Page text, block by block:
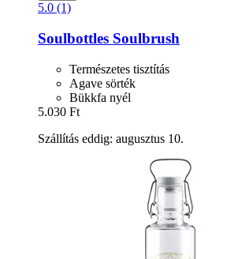
5.0 (1)
Soulbottles Soulbrush
Természetes tisztítás
Agave sörték
Bükkfa nyél
5.030 Ft
Szállítás eddig: augusztus 10.